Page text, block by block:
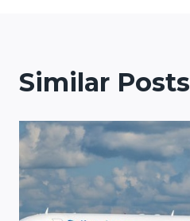
Similar Posts